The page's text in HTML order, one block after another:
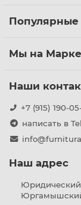
Мы на
Наши
+7 (915) 190-
написать в
Наш адрес
Юридический